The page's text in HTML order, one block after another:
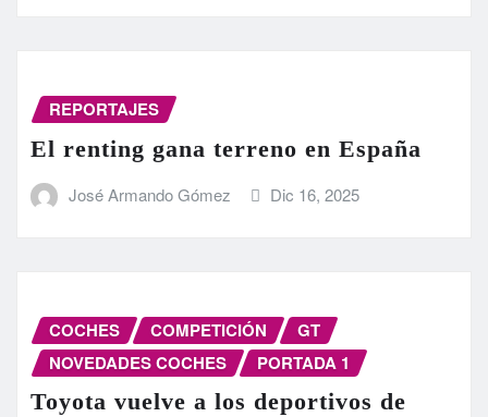
REPORTAJES
El renting gana terreno en España
José Armando Gómez Dic 16, 2025
COCHES COMPETICIÓN
GT
NOVEDADES COCHES
PORTADA 1
Toyota vuelve a los deportivos de